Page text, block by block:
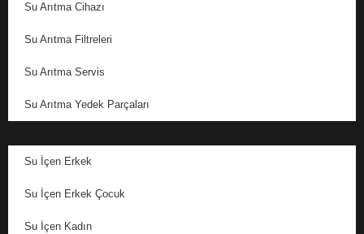
Su Arıtma Cihazı
Su Arıtma Filtreleri
Su Arıtma Servis
Su Arıtma Yedek Parçaları
Su İçen Erkek
Su İçen Erkek Çocuk
Su İçen Kadın